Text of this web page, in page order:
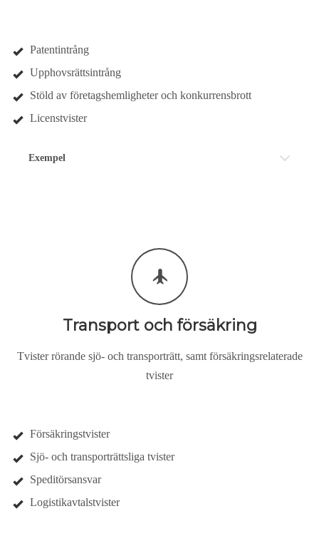
Patentintrång
Upphovsrättsintrång
Stöld av företagshemligheter och konkurrensbrott
Licenstvister
Exempel
Transport och försäkring
Tvister rörande sjö- och transporträtt, samt försäkringsrelaterade
tvister
Försäkringstvister
Sjö- och transporträttsliga tvister
Speditörsansvar
Logistikavtalstvister